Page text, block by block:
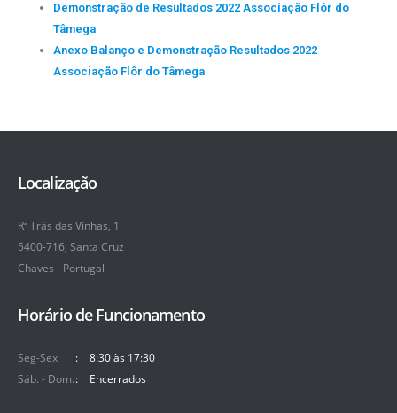
Demonstração de Resultados 2022 Associação Flôr do
Tâmega
Anexo Balanço e Demonstração Resultados 2022
Associação Flôr do Tâmega
Localização
Rª Trás das Vinhas, 1
5400-716, Santa Cruz
Chaves - Portugal
Horário de Funcionamento
Seg-Sex
8:30 às 17:30
Sáb. - Dom.
Encerrados